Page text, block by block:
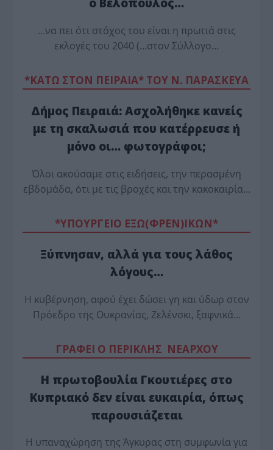
…να πει ότι στόχος του είναι η πρωτιά στις
εκλογές του 2040 (…στον Σύλλογο…
*ΚΑΤΩ ΣΤΟΝ ΠΕΙΡΑΙΑ* ΤΟΥ Ν. ΠΑΡΑΣΚΕΥΑ
Δήμος Πειραιά: Ασχολήθηκε κανείς
με τη σκαλωσιά που κατέρρευσε ή
μόνο οι… φωτογράφοι;
Όλοι ακούσαμε στις ειδήσεις, την περασμένη
εβδομάδα, ότι με τις βροχές και την κακοκαιρία…
*ΥΠΟΥΡΓΕΙΟ ΕΞΩ(ΦΡΕΝ)ΙΚΩΝ*
Ξύπνησαν, αλλά για τους λάθος
λόγους…
Η κυβέρνηση, αφού έχει δώσει γη και ύδωρ στον
Πρόεδρο της Ουκρανίας, Ζελένσκι, ξαφνικά…
ΓΡΑΦΕΙ Ο ΠΕΡΙΚΛΗΣ ΝΕΑΡΧΟΥ
Η πρωτοβουλία Γκουτιέρες στο
Κυπριακό δεν είναι ευκαιρία, όπως
παρουσιάζεται
Η υπαναχώρηση της Άγκυρας στη συμφωνία για